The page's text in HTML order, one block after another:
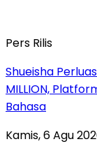
Pers Rilis
Shueisha
MILLION,
Bahasa
Kamis, 6 Agu